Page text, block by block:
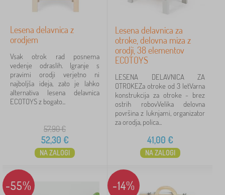
Razpoložljivost
Podkategorije
Vrsta ponudbe
Preklicati FILTRIRANJE
Lesena delavnica z
orodjem
Vsak otrok rad posnema
vedenje odraslih. Igranje s
pravimi orodji verjetno ni
najboljša ideja, zato je lahko
alternativa lesena delavnica
ECOTOYS z bogato...
57,90€
52,30 €
NA ZALOGI
Lesena delavnica za
otroke, delovna miza z
orodji, 38 elementov
ECOTOYS
LESENA DELAVNICA ZA
OTROKEZa otroke od 3 letVarna
konstrukcija za otroke - brez
ostrih robovVelika delovna
površina z luknjami, organizator
za orodja, polica...
41,00 €
NA ZALOGI
-55% -14%